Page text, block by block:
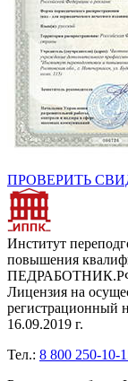
ПРОВЕРИТЬ
Институт
повышения
Лицензия на
регистрационный
16.09.2019 г.
Тел.: 8 800 250-10-